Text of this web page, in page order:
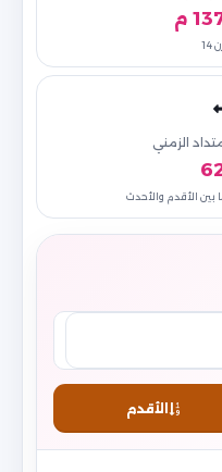
م
14
الزمني
بين الأقدم والأحدث
الأقدم